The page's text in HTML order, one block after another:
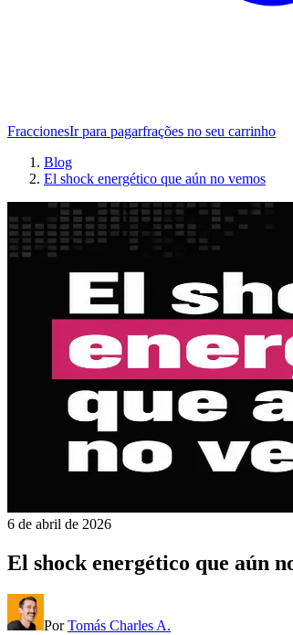
FraccionesIr para pagarfrações no seu carrinho
Blog
El shock energético que aún no vemos
6 de abril de 2026
El shock energético que aún
Por Tomás Charles A.